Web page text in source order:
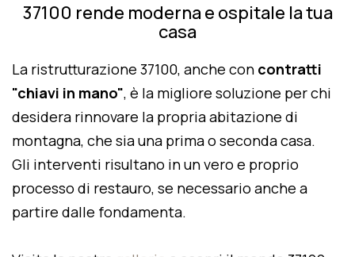
37100 rende moderna e ospitale la tua
casa
La ristrutturazione 37100, anche con contratti
"chiavi in mano", è la migliore soluzione per chi
desidera rinnovare la propria abitazione di
montagna, che sia una prima o seconda casa.
Gli interventi risultano in un vero e proprio
processo di restauro, se necessario anche a
partire dalle fondamenta.